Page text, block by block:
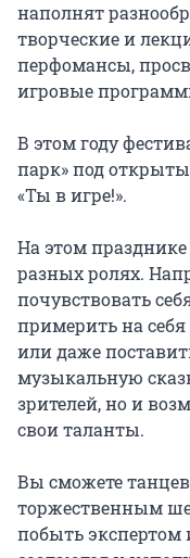
наполнят
творческие и
перфомансы,
игровые
В этом году
парк» под
«Ты в игре!».
На этом
разных ролях.
почувствовать
примерить на
или даже
музыкальную
зрителей, но и
свои таланты.
Вы сможете
торжественным
побыть экспертом